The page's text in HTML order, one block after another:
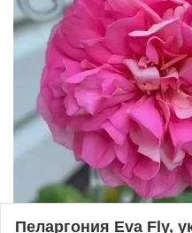
Пеларгония Eva Fly,